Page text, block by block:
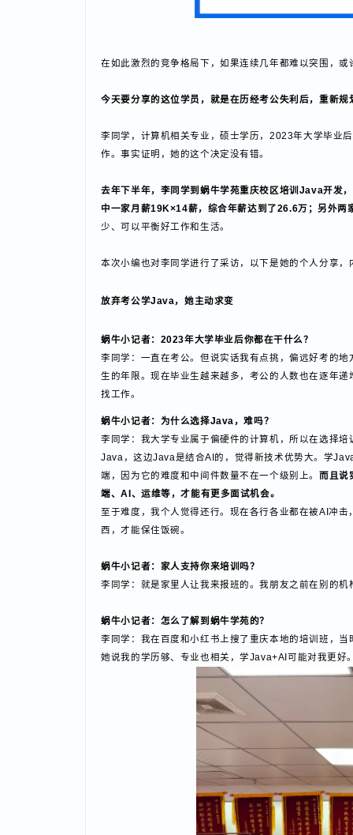
在如此激烈的竞争格局下，如果连续几年都难以突围
今天要分享的这位学员，就是在历经考公失利后，重
作。事实证明，她的这个决定没有错。
去年下半年，李同学到蜗牛学苑重庆校区培训Java开
少、可以平衡好工作和生活。
本次小编也对李同学进行了采访，以下是她的个人分
放弃考公学Java，她主动求变
蜗牛小记 者：2023年大学毕业后你都在干什么？
生的年限。现在毕业生越来越多，考公的人数也在逐
找工作。
李同学：我大学专业属于偏硬件的计算机，所以在选
端，因为它的难度和中间件数量不在一个级别上。
至于难度，我个人觉得还行。现在各行各业都在被AI
西，才能保住饭碗。
蜗牛小记者：家人支持你来培训吗？
李同学：就是家里人让我来报班的。我朋友之前在别
蜗牛小记者：怎么了解到蜗牛学苑的？
李同学：我在百度和小红书上搜了重庆本地的培训班
她说我的学历够、专业也相关，学Java+AI可能对我